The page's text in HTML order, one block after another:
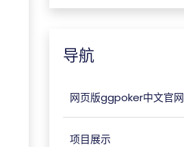
导航
网页版ggpoker中文官网
项目展示